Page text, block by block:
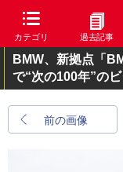
カテゴリ 過去記事
BMW、新拠点「
で“次の100年”の
前の画像